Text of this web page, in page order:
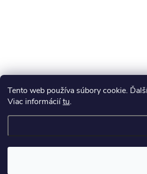
Tento web používa súbory cookie.
Viac informáciítu.